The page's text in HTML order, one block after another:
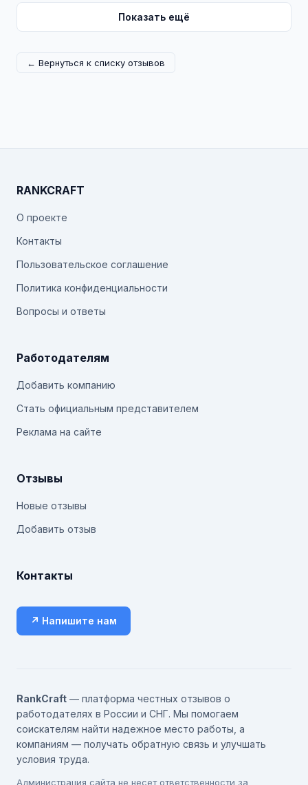
Показать ещё
← Вернуться к списку отзывов
RANKCRAFT
О проекте
Контакты
Пользовательское соглашение
Политика конфиденциальности
Вопросы и ответы
Работодателям
Добавить компанию
Стать официальным представителем
Реклама на сайте
Отзывы
Новые отзывы
Добавить отзыв
Контакты
↗ Напишите нам
RankCraft — платформа честных отзывов о
работодателях в России и СНГ. Мы помогаем
соискателям найти надежное место работы, а
компаниям — получать обратную связь и улучшать
условия труда.
Администрация сайта не несет ответственности за